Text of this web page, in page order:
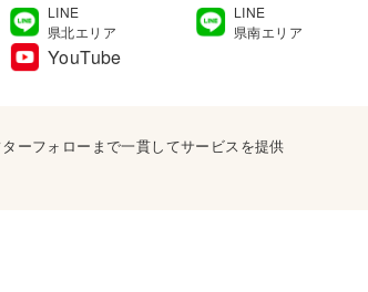
LINE
県北エリア
LINE
県南エリア
YouTube
ーフォローまで一貫してサービスを提供